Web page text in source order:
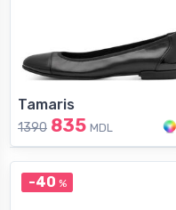
Tamaris
1390 835 MDL
-40 %